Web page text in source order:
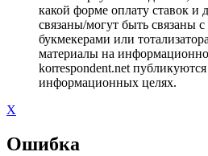
какой форме оплату ставок и
связаны/могут быть связаны
букмекерами или
материалы на
korrespondent.net
информационных целях.
X
Ошибка